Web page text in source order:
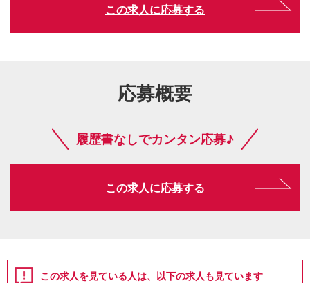
この求人に応募する
応募概要
履歴書なしでカンタン応募♪
この求人に応募する
この求人を見ている人は、以下の求人も見ています